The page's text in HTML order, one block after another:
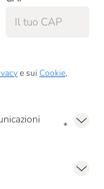
e sui Cookie,
*